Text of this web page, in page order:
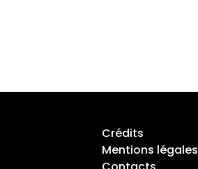
Crédits
Mentions légales